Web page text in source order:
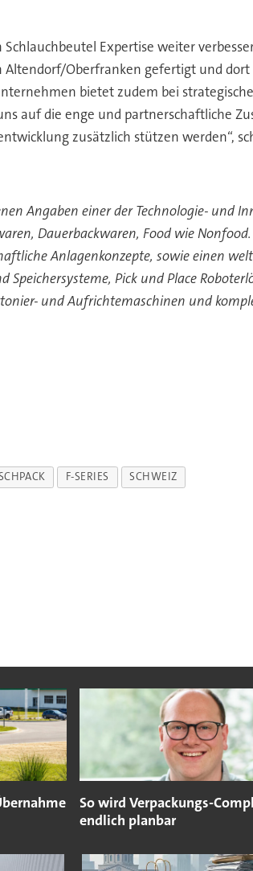
Expertise weiter
Oberfranken gefertigt und dort
bietet zudem bei
auf die enge und partnerschaftliche
zusätzlich stützen werden“,
Angaben einer der Technologie- und
Dauerbackwaren, Food wie
Anlagenkonzepte, sowie einen
Pick und Place
und Aufrichtemaschinen und
F-SERIES SCHWEIZ
So wird Verpackungs-
endlich planbar